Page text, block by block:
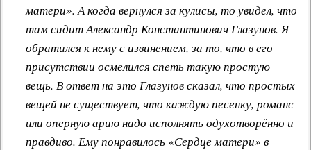
матери». А когда вернулся за кулисы, то увидел, что
там сидит Александр Константинович Глазунов. Я
обратился к нему с извинением, за то, что в его
присутствии осмелился спеть такую простую
вещь. В ответ на это Глазунов сказал, что простых
вещей не существует, что каждую песенку, романс
или оперную арию надо исполнять одухотворённо и
правдиво. Ему понравилось «Сердце матери» в